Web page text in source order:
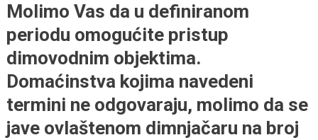
Molimo Vas da u definiranom
periodu omogućite pristup
dimovodnim objektima.
Domaćinstva kojima navedeni
termini ne odgovaraju, molimo da se
jave ovlaštenom dimnjačaru na broj